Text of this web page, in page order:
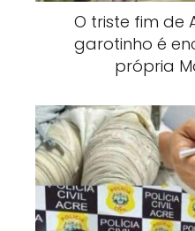
O triste fim de
garotinho é
própria